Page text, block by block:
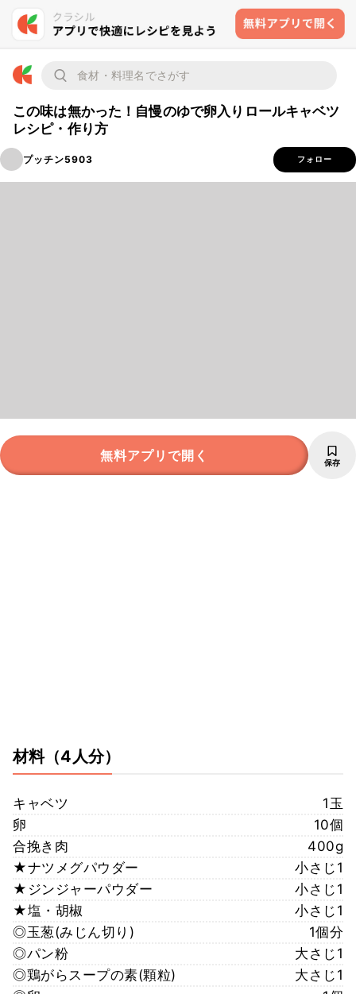
この味は無かった！自慢のゆで卵入りロールキャベツ
レシピ・作り方
プッチン5903 フォロー
無料アプリで開く 保存
材料（4人分）
キャベツ
1玉
卵
10個
合挽き肉
400g
★ナツメグパウダー
小さじ1
★ジンジャーパウダー
小さじ1
★塩・胡椒
小さじ1
◎玉葱(みじん切り)
1個分
◎パン粉
大さじ1
◎鶏がらスープの素(顆粒)
大さじ1